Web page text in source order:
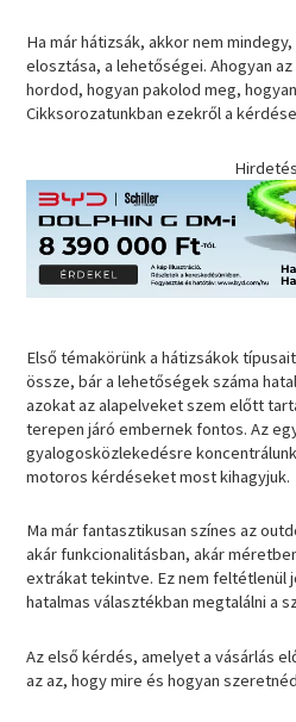
Ha már hátizsák, akkor nem
elosztása, a lehetőségei. Ahogyan
hordod, hogyan pakolod meg,
Cikksorozatunkban ezekről a
Hirdetés
Első témakörünk a hátizsákok
össze, bár a lehetőségek száma
azokat az alapelveket szem előtt
terepen járó embernek fontos. Az
gyalogosközlekedésre
motoros kérdéseket most kihagyjuk.
Ma már fantasztikusan színes az
akár funkcionalitásban, akár
extrákat tekintve. Ez nem feltétlenül
hatalmas választékban megtalálni a
Az első kérdés, amelyet a vásárlás
az az, hogy mire és hogyan